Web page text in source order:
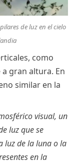
de luz en el cielo
como
gran altura. En
similar en la
visual, un
luz que se
luz de la luna o la
en la